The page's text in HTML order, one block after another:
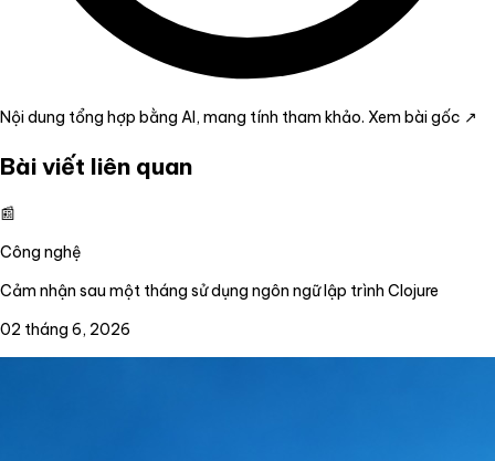
Nội dung tổng hợp bằng AI, mang tính tham khảo. Xem bài gốc ↗
Bài viết liên quan
📰
Công nghệ
Cảm nhận sau một tháng sử dụng ngôn ngữ lập trình Clojure
02 tháng 6, 2026